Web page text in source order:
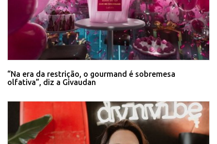
“Na era da restrição, o gourmand é sobremesa
olfativa”, diz a Givaudan